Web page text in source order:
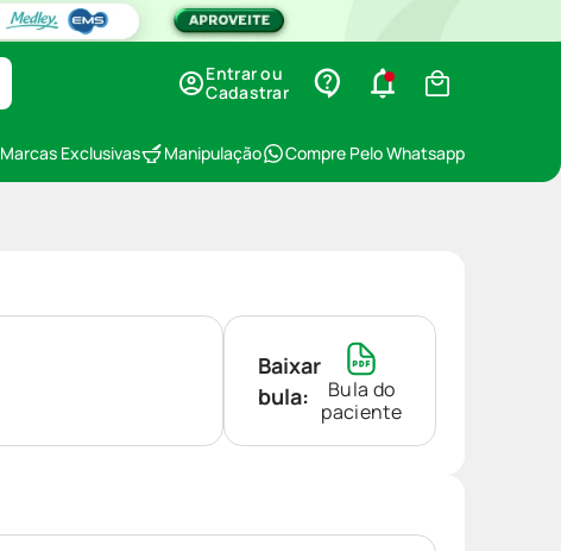
Entrar ou
Cadastrar
Marcas Exclusivas Manipulação Compre Pelo Whatsapp
Baixar
bula:
Bula do
paciente